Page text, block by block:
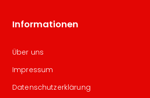
Informationen
Über uns
Impressum
Datenschutzerklärung